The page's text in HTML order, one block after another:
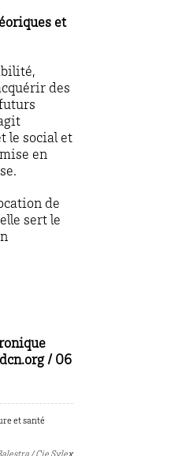
et
des
le social et
en
de
sert le
/ 06
et santé